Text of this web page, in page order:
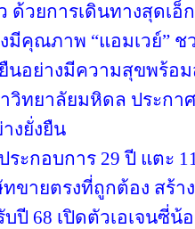
ด้วยการเดินทางสุดเ
มีคุณภาพ “แอมเวย์” ช
ยืนอย่างมีความสุขพร้อ
วิทยาลัยมหิดล ประกา
งยั่งยืน
ระกอบการ 29 ปี แตะ
ทขายตรงที่ถูกต้อง สร้
ปี 68 เปิดตัวเอเจนซี่น้